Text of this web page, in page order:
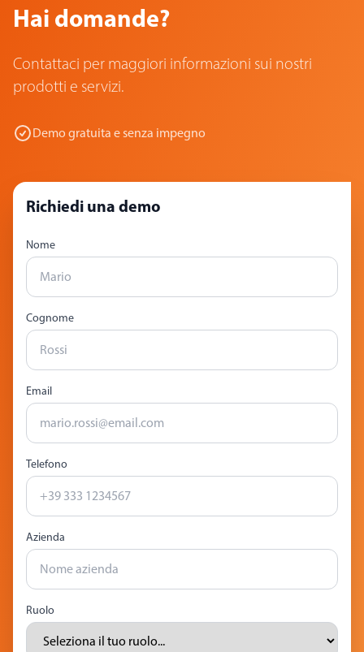
Hai domande?
Contattaci per maggiori informazioni sui nostri
prodotti e servizi.
Demo gratuita e senza impegno
Richiedi una demo
Nome
Cognome
Email
Telefono
Azienda
Ruolo